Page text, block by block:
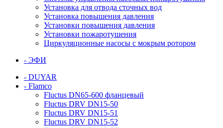
Установка для отвода сточных вод
Установка повышения давления
Установки повышения давления
Установки пожаротушения
Циркуляционные насосы с мокрым ротором
- ЭФИ
- DUYAR
- Flamco
Fluctus DN65-600 фланцевый
Fluctus DRV DN15-50
Fluctus DRV DN15-51
Fluctus DRV DN15-52